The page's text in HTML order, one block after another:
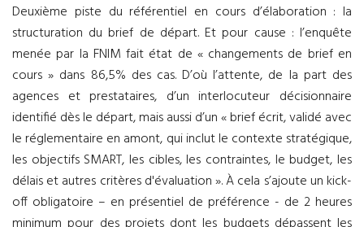
Deuxième piste du référentiel en cours d’élaboration : la
structuration du brief de départ. Et pour cause : l’enquête
menée par la FNIM fait état de « changements de brief en
cours » dans 86,5% des cas. D’où l’attente, de la part des
agences et prestataires, d’un interlocuteur décisionnaire
identifié dès le départ, mais aussi d’un « brief écrit, validé avec
le réglementaire en amont, qui inclut le contexte stratégique,
les objectifs SMART, les cibles, les contraintes, le budget, les
délais et autres critères d'évaluation ». À cela s’ajoute un kick-
off obligatoire – en présentiel de préférence - de 2 heures